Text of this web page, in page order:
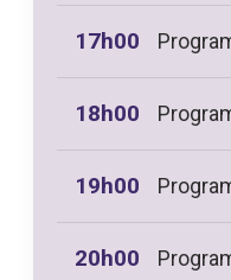
17h00
18h00
19h00
20h00